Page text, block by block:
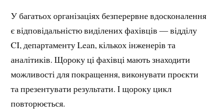
У багатьох організаціях безперервне вдосконалення
є відповідальністю виділених фахівців — відділу
CI, департаменту Lean, кількох інженерів та
аналітиків. Щороку ці фахівці мають знаходити
можливості для покращення, виконувати проєкти
та презентувати результати. І щороку цикл
повторюється.